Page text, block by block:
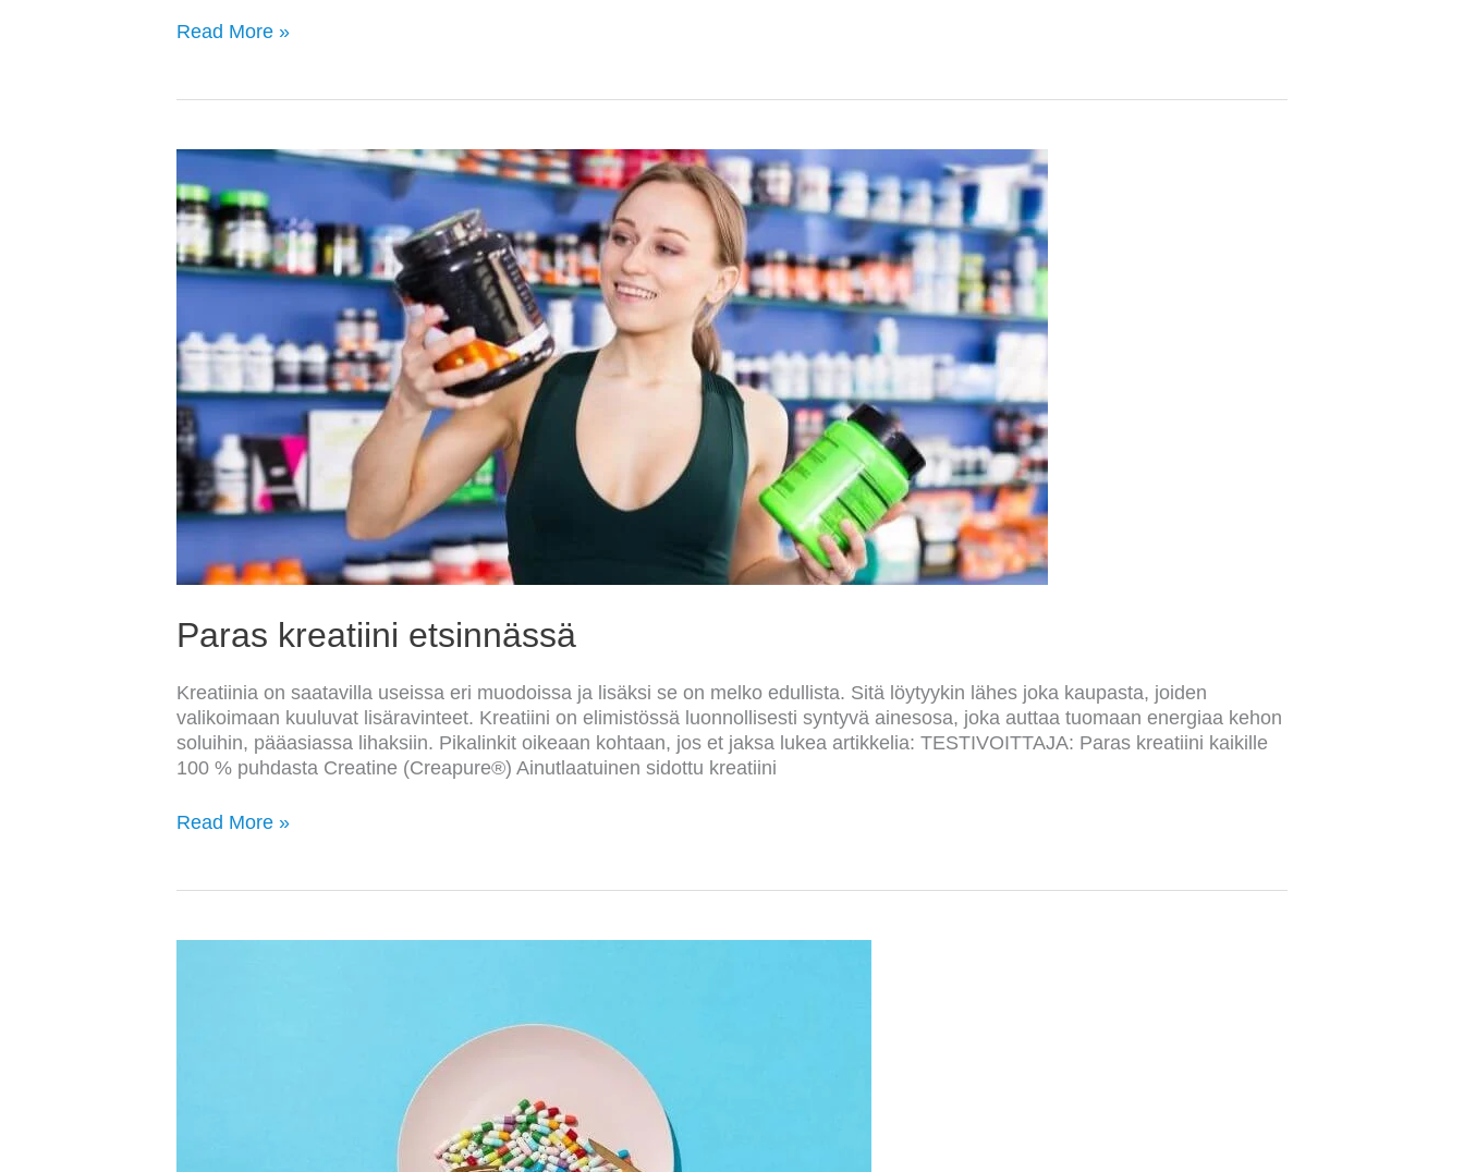
Read More »
Paras kreatiini etsinnässä
Kreatiinia on saatavilla useissa eri muodoissa ja lisäksi se on melko edullista. Sitä löytyykin lähes joka kaupasta, joiden
valikoimaan kuuluvat lisäravinteet. Kreatiini on elimistössä luonnollisesti syntyvä ainesosa, joka auttaa tuomaan energiaa kehon
soluihin, pääasiassa lihaksiin. Pikalinkit oikeaan kohtaan, jos et jaksa lukea artikkelia: TESTIVOITTAJA: Paras kreatiini kaikille
100 % puhdasta Creatine (Creapure®) Ainutlaatuinen sidottu kreatiini
Paras
kreatiini
etsinnässä
Read More »